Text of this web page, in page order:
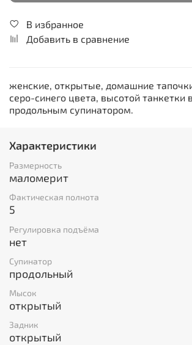
В избранное
Добавить в сравнение
женские, открытые, домашние тапочки
серо-синего цвета, высотой танкетки
продольным супинатором.
Характеристики
Размерность
маломерит
Фактическая полнота
5
Регулировка подъёма
нет
Супинатор
продольный
Мысок
открытый
Задник
открытый